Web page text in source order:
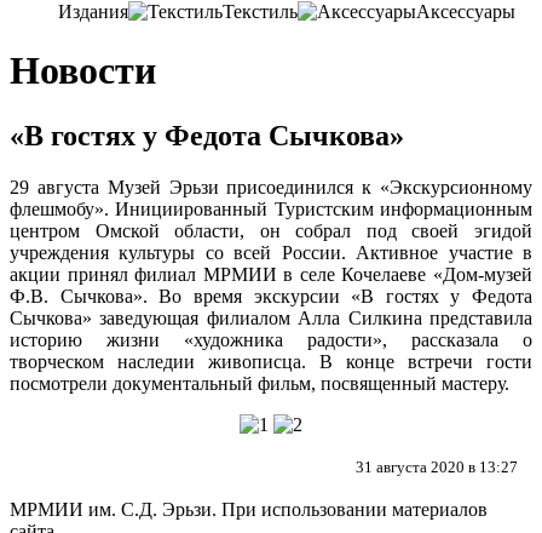
Издания
Текстиль Аксессуары
Новости
«В гостях у Федота Сычкова»
29 августа Музей Эрьзи присоединился к «Экскурсионному
флешмобу». Инициированный Туристским информационным
центром Омской области, он собрал под своей эгидой
учреждения культуры со всей России. Активное участие в
акции принял филиал МРМИИ в селе Кочелаеве «Дом-музей
Ф.В. Сычкова». Во время экскурсии «В гостях у Федота
Сычкова» заведующая филиалом Алла Силкина представила
историю жизни «художника радости», рассказала о
творческом наследии живописца. В конце встречи гости
посмотрели документальный фильм, посвященный мастеру.
31 августа 2020 в 13:27
МРМИИ им. С.Д. Эрьзи. При использовании материалов